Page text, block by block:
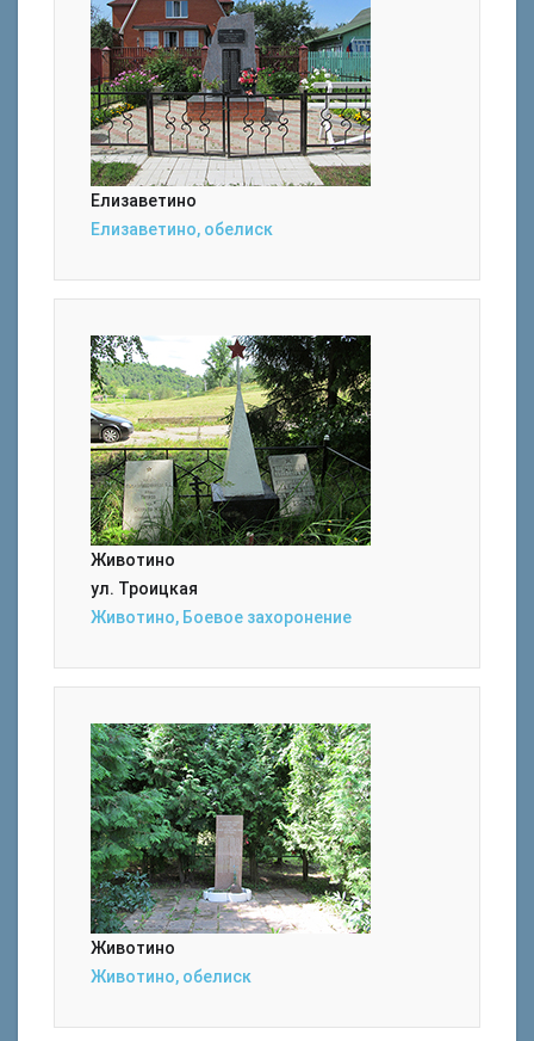
Елизаветино
Елизаветино, обелиск
Животино
ул. Троицкая
Животино, Боевое захоронение
Животино
Животино, обелиск